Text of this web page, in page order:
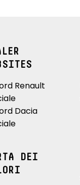
Renault
Dacia
DEI